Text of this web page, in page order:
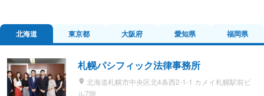
北海道 東京都 大阪府 愛知県 福岡県
札幌パシフィック法律事務所
北海道札幌市中央区北4条西2-1-1 カメイ札幌駅前ビ
ル7階